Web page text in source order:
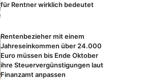
für Rentner wirklich bedeutet
Rentenbezieher mit einem
Jahreseinkommen über 24.000
Euro müssen bis Ende Oktober
ihre Steuervergünstigungen laut
Finanzamt anpassen